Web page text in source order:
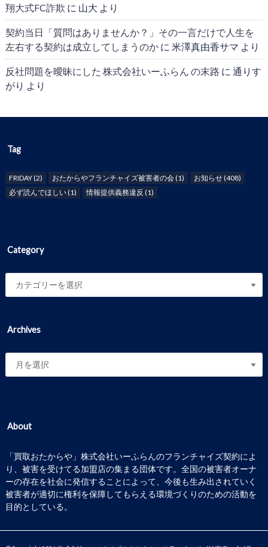
翔大式FC詐欺 に 山大 より
契約当日「質問はありませんか？」その一言だけで人生を
左右する契約は成立してしまうのかに 米澤真由香サマ より
反社問題を曖昧にした 株式会社いーふらん の末路 に 通りす
がり より
Tag
FRIDAY(2) おたからやフランチャイズ被害者の会(1) お知らせ(408)
必ず読んでほしい(1) 情報提供義務違反 (1)
Category
Archives
About
「買取おたからや」株式会社いーふらんのフランチャイズ契約によ
り、被害を受けてる加盟店の集まる団体です。全国の被害者オーナ
ーの存在を社会に発信することによって、今後も生み出されていく
被害者が適切に権利を保障してもらえる環境づくりのための活動を
目的としている。